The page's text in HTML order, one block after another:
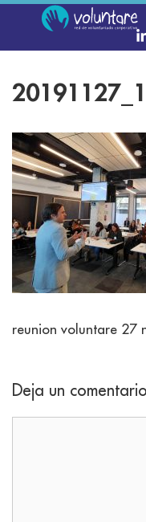
reunion voluntare 27
Deja un comentario